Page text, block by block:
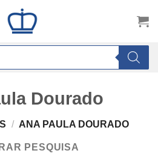
Dourado
/ ANA PAULA DOURADO
PESQUISA